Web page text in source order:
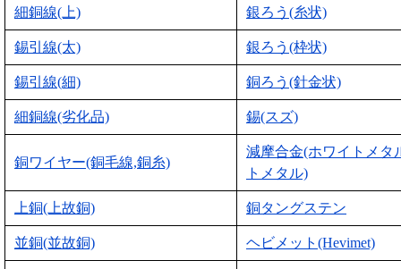
細銅線(上) 銀ろう(糸状)
錫引線(太) 銀ろう(枠状)
錫引線(細) 銅ろう(針金状)
細銅線(劣化品) 錫(スズ)
銅ワイヤー(銅毛線,銅糸)
減摩合金(ホワイトメタ
トメタル)
上銅(上故銅) 銅タングステン
並銅(並故銅) ヘビメット(Hevimet)